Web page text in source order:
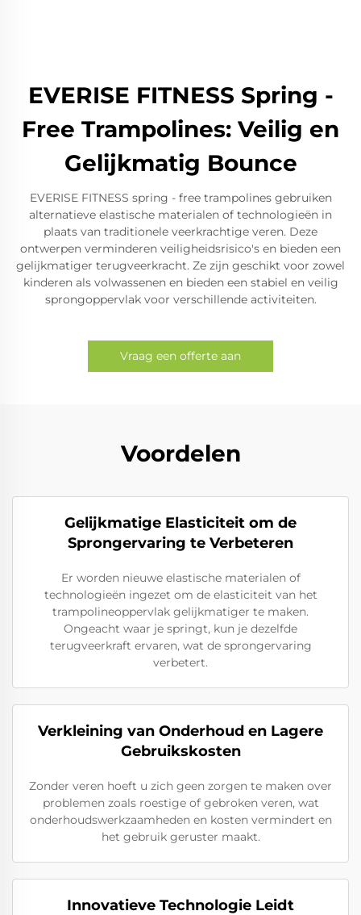
EVERISE FITNESS Spring -
Free Trampolines: Veilig en
Gelijkmatig Bounce
EVERISE FITNESS spring - free trampolines gebruiken
alternatieve elastische materialen of technologieën in
plaats van traditionele veerkrachtige veren. Deze
ontwerpen verminderen veiligheidsrisico's en bieden een
gelijkmatiger terugveerkracht. Ze zijn geschikt voor zowel
kinderen als volwassenen en bieden een stabiel en veilig
sprongoppervlak voor verschillende activiteiten.
Vraag een offerte aan
Voordelen
Gelijkmatige Elasticiteit om de
Sprongervaring te Verbeteren
Er worden nieuwe elastische materialen of
technologieën ingezet om de elasticiteit van het
trampolineoppervlak gelijkmatiger te maken.
Ongeacht waar je springt, kun je dezelfde
terugveerkraft ervaren, wat de sprongervaring
verbetert.
Verkleining van Onderhoud en Lagere
Gebruikskosten
Zonder veren hoeft u zich geen zorgen te maken over
problemen zoals roestige of gebroken veren, wat
onderhoudswerkzaamheden en kosten vermindert en
het gebruik geruster maakt.
Innovatieve Technologie Leidt